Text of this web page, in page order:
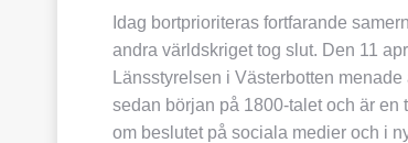
Idag bortprioriteras fortfarande
andra världskriget tog slut. Den 11
Länsstyrelsen i Västerbotten
sedan början på 1800-talet och är en
om beslutet på sociala medier och i